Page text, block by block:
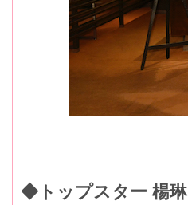
◆トップスター 楊琳